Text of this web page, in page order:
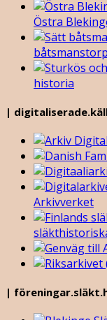
Östra
historia
|
Arkivverket
|